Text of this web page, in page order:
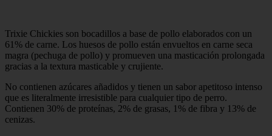
Trixie Chickies son bocadillos a base de pollo elaborados con un
61% de carne. Los huesos de pollo están envueltos en carne seca
magra (pechuga de pollo) y promueven una masticación prolongada
gracias a la textura masticable y crujiente.
No contienen azúcares añadidos y tienen un sabor apetitoso intenso
que es literalmente irresistible para cualquier tipo de perro.
Contienen 30% de proteínas, 2% de grasas, 1% de fibra y 13% de
cenizas.